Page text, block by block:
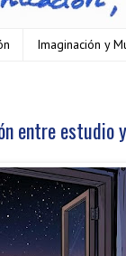
Imaginación y
entre estudio